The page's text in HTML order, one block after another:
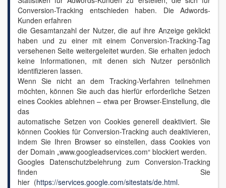
Conversion-Tracking entschieden haben. Die Adwords-
Kunden erfahren
die Gesamtanzahl der Nutzer, die auf ihre Anzeige geklickt
haben und zu einer mit einem Conversion-Tracking-Tag
versehenen Seite weitergeleitet wurden. Sie erhalten jedoch
keine Informationen, mit denen sich Nutzer persönlich
identifizieren lassen.
Wenn Sie nicht an dem Tracking-Verfahren teilnehmen
möchten, können Sie auch das hierfür erforderliche Setzen
eines Cookies ablehnen – etwa per Browser-Einstellung, die
das
automatische Setzen von Cookies generell deaktiviert. Sie
können Cookies für Conversion-Tracking auch deaktivieren,
indem Sie Ihren Browser so einstellen, dass Cookies von
der Domain „www.googleadservices.com“ blockiert werden.
Googles Datenschutzbelehrung zum Conversion-Tracking
finden Sie
hier (https://services.google.com/sitestats/de.html.